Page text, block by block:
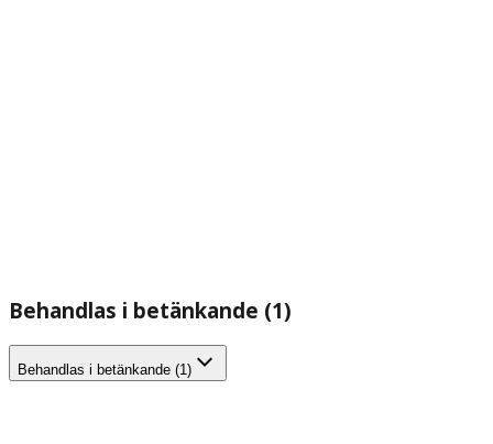
Behandlas i betänkande (1)
Behandlas i betänkande (1)